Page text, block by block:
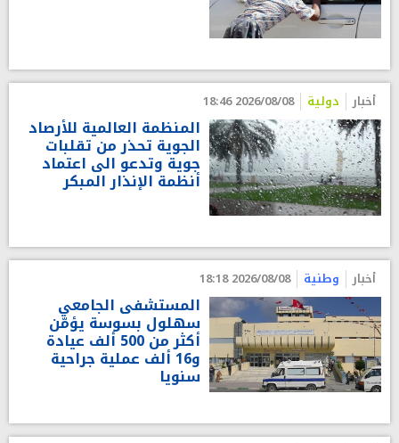
أخبار دولية 2026/08/08 18:46
المنظمة العالمية للأرصاد
الجوية تحذر من تقلبات
جوية وتدعو الى اعتماد
أنظمة الإنذار المبكر
أخبار وطنية 2026/08/08 18:18
المستشفى الجامعي
سهلول بسوسة يؤمّن
أكثر من 500 ألف عيادة
و16 ألف عملية جراحية
سنويا